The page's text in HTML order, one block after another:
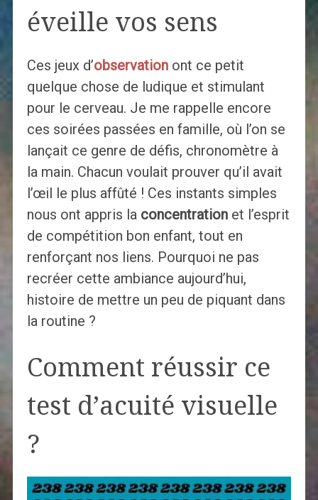
éveille vos sens
Ces jeux d’observationont ce petit
quelque chose de ludique et stimulant
pour le cerveau. Je me rappelle encore
ces soirées passées en famille, où l’on se
lançait ce genre de défis, chronomètre à
la main. Chacun voulait prouver qu’il avait
l’œil le plus affûté ! Ces instants simples
nous ont appris la concentrationet l’esprit
de compétition bon enfant, tout en
renforçant nos liens. Pourquoi ne pas
recréer cette ambiance aujourd’hui,
histoire de mettre un peu de piquant dans
la routine ?
Comment réussir ce
test d’acuité visuelle
?